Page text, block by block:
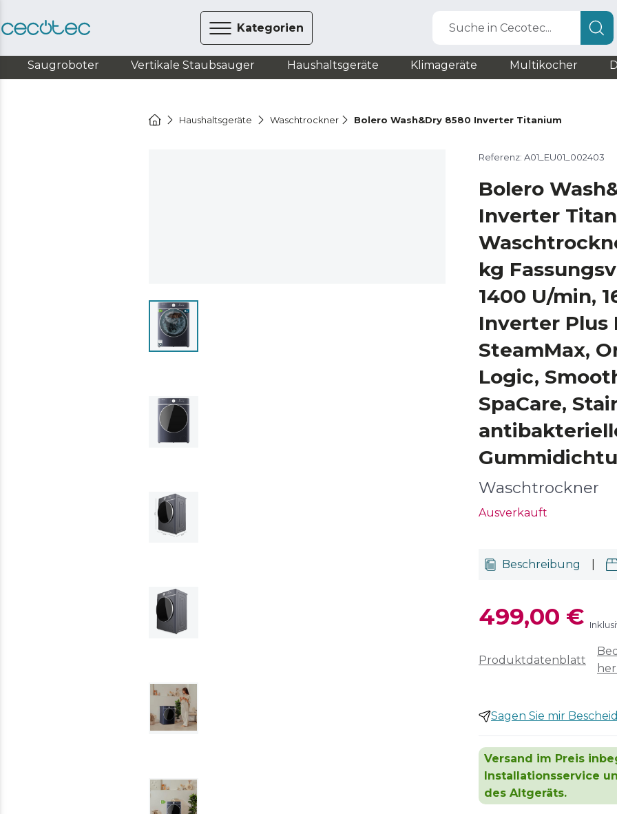
Kategorien Suche in Cecotec...
Saugroboter Vertikale Staubsauger Haushaltsgeräte Klimageräte Multikocher
Haushaltsgeräte Waschtrockner Bolero Wash&Dry 8580 Inverter Titanium
Referenz: A01_EU01_002403
Bolero
Inverter
kg
1400 U/min,
Inverter Plus
SteamMax,
Logic,
SpaCare,
Waschtrockner
Ausverkauft
Beschreibung
499,00 €
Produktdatenblatt
Sagen Sie mir
Versand im Preis
Installationsservice
des Altgeräts.